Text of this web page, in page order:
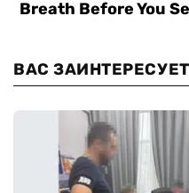
ВАС ЗАИНТЕРЕСУЕТ